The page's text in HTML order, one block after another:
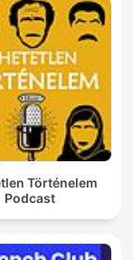
Történelem
Podcast